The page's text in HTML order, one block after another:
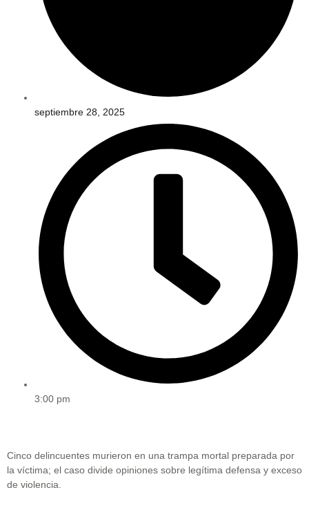
septiembre 28, 2025
3:00 pm
Cinco delincuentes murieron en una trampa mortal preparada por
la víctima; el caso divide opiniones sobre legítima defensa y exceso
de violencia.